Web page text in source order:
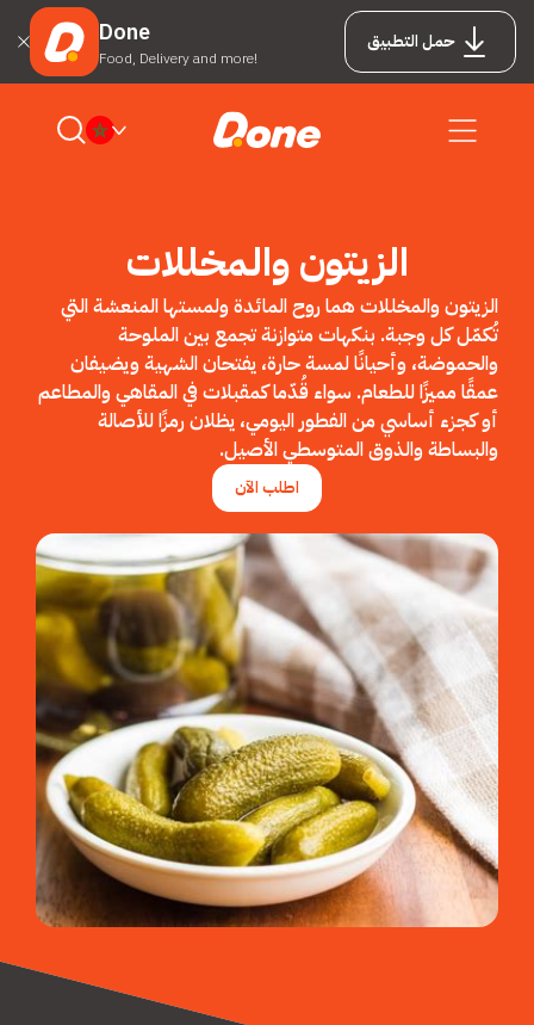
حمل التطبيق Done
Food, Delivery and more!
الزيتون والمخللات
الزيتون والمخللات هما روح المائدة ولمستها المنعشة التي
تُكمّل كل وجبة. بنكهات متوازنة تجمع بين الملوحة
والحموضة، وأحيانًا لمسة حارة، يفتحان الشهية ويضيفان
عمقًا مميزًا للطعام. سواء قُدّما كمقبلات في المقاهي والمطاعم
أو كجزء أساسي من الفطور اليومي، يظلان رمزًا للأصالة
والبساطة والذوق المتوسطي الأصيل.
اطلب الآن